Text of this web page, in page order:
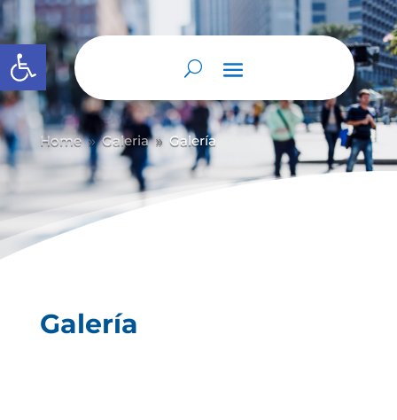
Abrir barra de herramientas
Home 9 Galeria 9 Galería
Galería